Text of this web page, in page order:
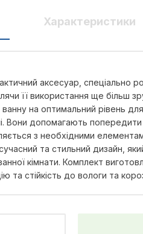
Характеристики
аксесуар,
її використання ще
на оптимальний рівень
Вони допомагають
з необхідними
та стильний дизайн,
кімнати. Комплект
стійкість до вологи та